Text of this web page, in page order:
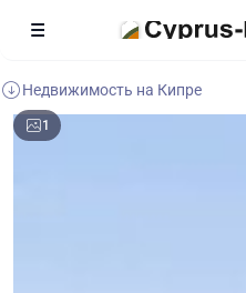
Недвижимость на Кипре
1